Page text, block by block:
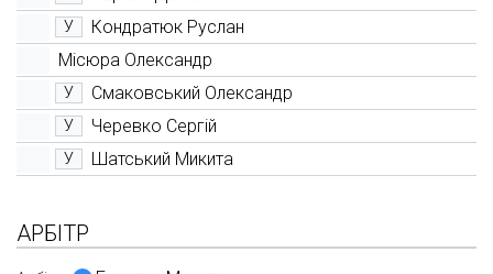
У
Кондратюк Руслан
Місюра Олександр
У Смаковський Олександр
У Черевко Сергій
У Шатський Микита
АРБІТР